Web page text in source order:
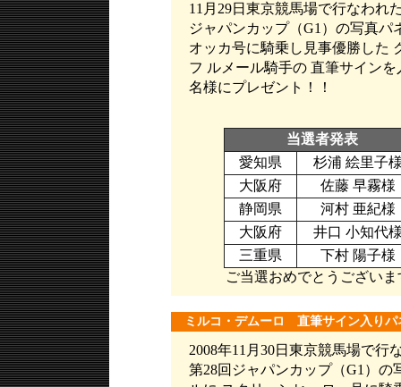
11月29日東京競馬場で行なわれ
ジャパンカップ（G1）の写真パ
オッカ号に騎乗し見事優勝した
フ ルメール騎手の 直筆サインを
名様にプレゼント！！
当選者発表
愛知県
杉浦 絵里子
大阪府
佐藤 早霧様
静岡県
河村 亜紀様
大阪府
井口 小知代
三重県
下村 陽子様
ご当選おめでとうございま
ミルコ・デムーロ 直筆サイン入りパ
2008年11月30日東京競馬場で行
第28回ジャパンカップ（G1）の